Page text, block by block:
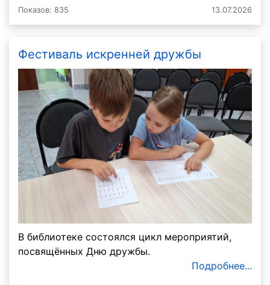
Показов: 835 13.07.2026
Фестиваль искренней дружбы
В библиотеке состоялся цикл мероприятий,
посвящённых Дню дружбы.
Подробнее...